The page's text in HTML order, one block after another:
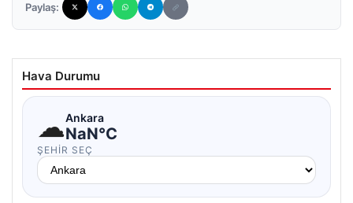
Paylaş:
Hava Durumu
☁Ankara
NaN°C
ŞEHIR SEÇ